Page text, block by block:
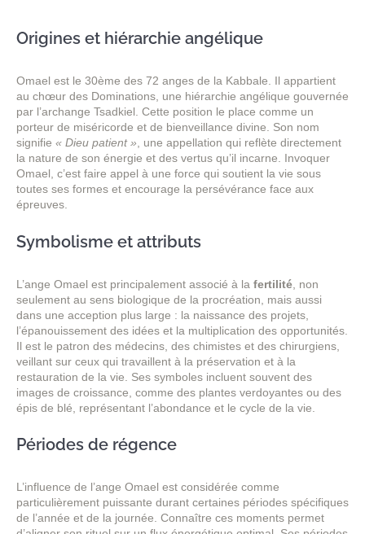
Origines et hiérarchie angélique
Omael est le 30ème des 72 anges de la Kabbale. Il appartient
au chœur des Dominations, une hiérarchie angélique gouvernée
par l’archange Tsadkiel. Cette position le place comme un
porteur de miséricorde et de bienveillance divine. Son nom
signifie « Dieu patient », une appellation qui reflète directement
la nature de son énergie et des vertus qu’il incarne. Invoquer
Omael, c’est faire appel à une force qui soutient la vie sous
toutes ses formes et encourage la persévérance face aux
épreuves.
Symbolisme et attributs
L’ange Omael est principalement associé à la fertilité , non
seulement au sens biologique de la procréation, mais aussi
dans une acception plus large : la naissance des projets,
l’épanouissement des idées et la multiplication des opportunités.
Il est le patron des médecins, des chimistes et des chirurgiens,
veillant sur ceux qui travaillent à la préservation et à la
restauration de la vie. Ses symboles incluent souvent des
images de croissance, comme des plantes verdoyantes ou des
épis de blé, représentant l’abondance et le cycle de la vie.
Périodes de régence
L’influence de l’ange Omael est considérée comme
particulièrement puissante durant certaines périodes spécifiques
de l’année et de la journée. Connaître ces moments permet